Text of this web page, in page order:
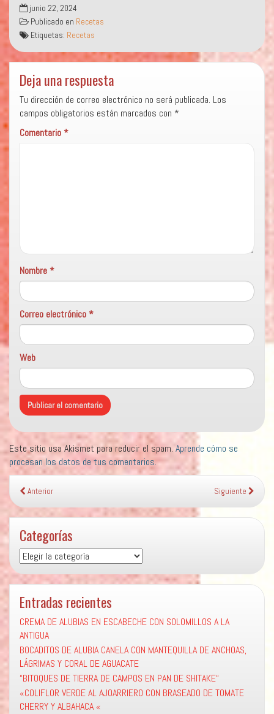
junio 22, 2024
Publicado en Recetas
Etiquetas: Recetas
Deja una respuesta
Tu dirección de correo electrónico no será publicada. Los
campos obligatorios están marcados con *
Comentario*
Nombre *
Correo electrónico *
Web
Este sitio usa Akismet para reducir el spam.Aprende cómo se
procesan los datos de tus comentarios.
Anterior Siguiente
Categorías
Categorías
Entradas recientes
CREMA DE ALUBIAS EN ESCABECHE CON SOLOMILLOS A LA
ANTIGUA
BOCADITOS DE ALUBIA CANELA CON MANTEQUILLA DE ANCHOAS,
LÁGRIMAS Y CORAL DE AGUACATE
“BITOQUES DE TIERRA DE CAMPOS EN PAN DE SHITAKE“
«COLIFLOR VERDE AL AJOARRIERO CON BRASEADO DE TOMATE
CHERRY Y ALBAHACA «